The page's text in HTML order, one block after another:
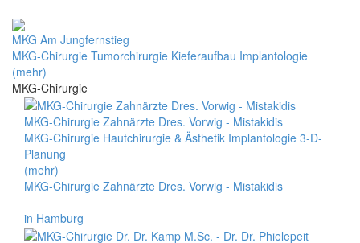
MKG Am Jungfernstieg
MKG-Chirurgie Tumorchirurgie Kieferaufbau Implantologie
(mehr)
MKG-Chirurgie
MKG-Chirurgie Zahnärzte Dres. Vorwig - Mistakidis
MKG-Chirurgie Hautchirurgie & Ästhetik Implantologie 3-D-
Planung
(mehr)
MKG-Chirurgie Zahnärzte Dres. Vorwig - Mistakidis
in Hamburg